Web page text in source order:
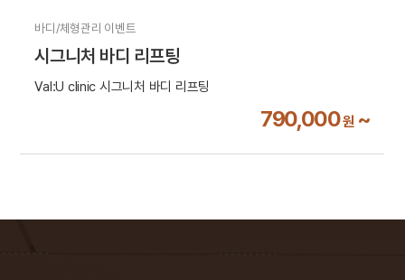
바디/체형관리 이벤트
시그니처 바디 리프팅
Val:U clinic 시그니처 바디 리프팅
790,000원 ~